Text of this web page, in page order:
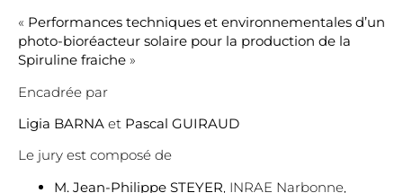
« Performances techniques et environnementales d’un
photo-bioréacteur solaire pour la production de la
Spiruline fraiche »
Encadrée par
Ligia BARNA et Pascal GUIRAUD
Le jury est composé de
M. Jean-Philippe STEYER, INRAE Narbonne,